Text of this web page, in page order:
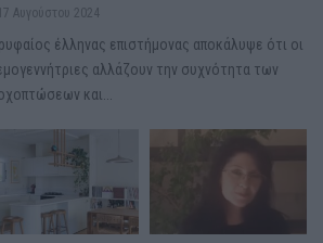
17 Αυγούστου 2024
έλληνας επιστήμονας αποκάλυψε ότι οι
αλλάζουν την συχνότητα των
και...